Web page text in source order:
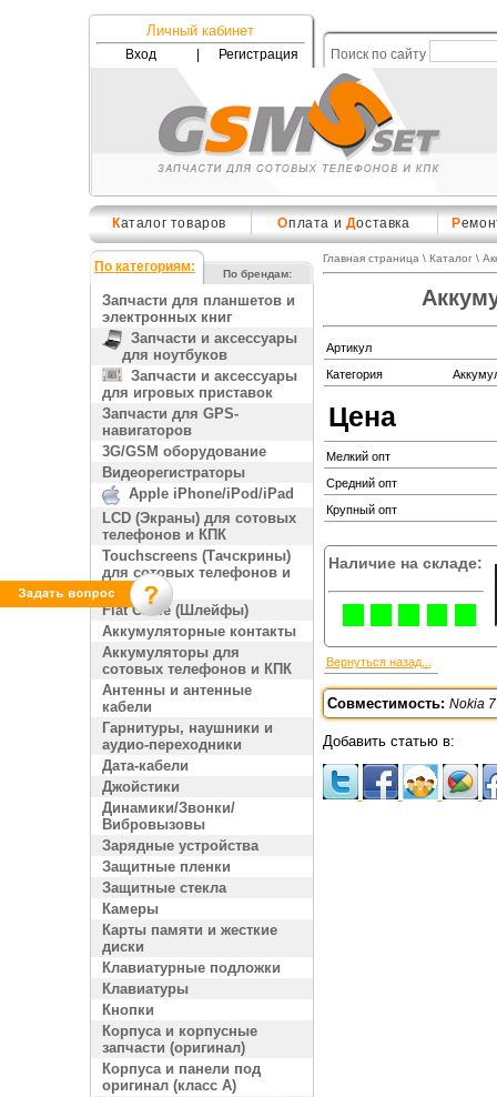
Личный кабинет
Вход Регистрация Поиск по сайту
Каталог товаров Оплата и Доставка Р
По категориям: По брендам:
Запчасти для планшетов и
электронных книг
Запчасти и аксессуары
для ноутбуков
Запчасти и аксессуары
для игровых приставок
Запчасти для GPS-
навигаторов
3G/GSM оборудование
Видеорегистраторы
Apple iPhone/iPod/iPad
LCD (Экраны) для сотовых
телефонов и КПК
Touchscreens (Тачскрины)
для сотовых телефонов и
КПК
Flat Cable (Шлейфы)
Аккумуляторные контакты
Аккумуляторы для
сотовых телефонов и КПК
Антенны и антенные
кабели
Гарнитуры, наушники и
аудио-переходники
Дата-кабели
Джойстики
Динамики/Звонки/
Вибровызовы
Зарядные устройства
Защитные пленки
Защитные стекла
Камеры
Карты памяти и жесткие
диски
Клавиатурные подложки
Клавиатуры
Кнопки
Корпуса и корпусные
запчасти (оригинал)
Корпуса и панели под
оригинал (класс A)
Главная страница \ Каталог\
Артикул
Категория
Цена
Мелкий опт
Средний опт
Крупный опт
Наличие на складе:
Вернуться назад...
Совместимость: Nokia
Добавить статью в: